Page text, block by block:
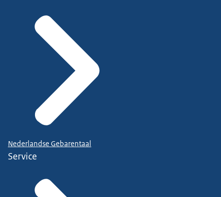
Nederlandse Gebarentaal
Service